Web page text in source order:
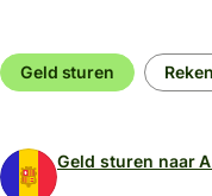
Geld sturen
Geld sturen naar